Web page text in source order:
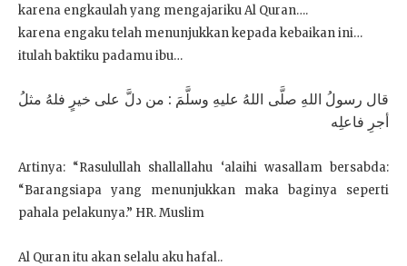
karena engkaulah yang mengajariku Al Quran….
karena engaku telah menunjukkan kepada kebaikan ini…
itulah baktiku padamu ibu…
قال رسولُ اللهِ صلَّى اللهُ عليهِ وسلَّمَ : من دلَّ على خيرٍ فلهُ مثلُ
أجرِ فاعلِه
Artinya: “Rasulullah shallallahu ‘alaihi wasallam bersabda:
“Barangsiapa yang menunjukkan maka baginya seperti
pahala pelakunya.” HR. Muslim
Al Quran itu akan selalu aku hafal..